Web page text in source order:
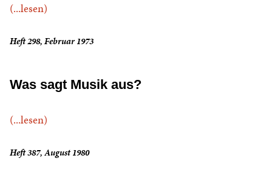
(...lesen)
Heft 298, Februar 1973
Was sagt Musik aus?
(...lesen)
Heft 387, August 1980